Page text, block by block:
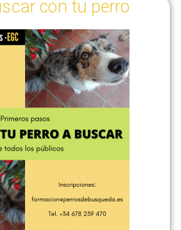
con tu perro